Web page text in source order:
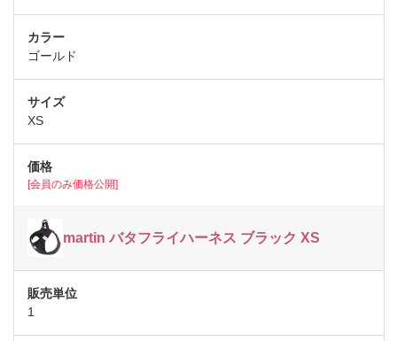
ゴールド
XS
[会員のみ価格公開]
martin バタフライハーネス ブラック XS
1